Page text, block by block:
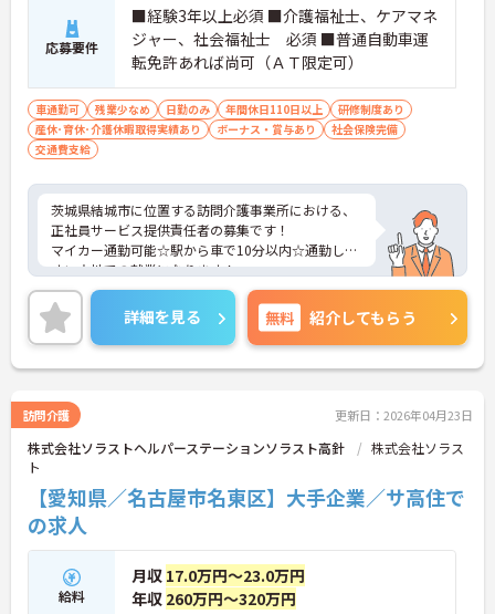
応募要件
■経験3年以上必須 ■介護福祉士、ケアマネ
ジャー、社会福祉士 必須 ■普通自動車運
転免許あれば尚可（ＡＴ限定可）
車通勤可 残業少なめ 日勤のみ 年間休日110日以上
研修制度あり
産休･育休･介護休暇取得実績あり
ボーナス・賞与あり
社会保険完備
交通費支給
茨城県結城市に位置する訪問介護事業所における、
正社員サービス提供責任者の募集です！
マイカー通勤可能☆駅から車で10分以内☆通勤しや
すい立地での就業になります！
ご興味ある方には、面接対策ポイントなど、さらに
詳細をお話しいたしますのでお気軽にご相談くださ
い。
詳細を見る 無料 紹介してもらう
訪問介護 更新日：2026年04月23日
株式会社ソラストヘルパーステーションソラスト高針
株式会社ソラス
ト
【愛知県／名古屋市名東区】大手企業／サ高住で
の求人
給料
月収 17.0万円～23.0万円
年収 260万円～320万円